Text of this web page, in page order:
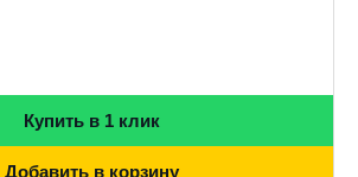
Купить в 1 клик
Добавить в корзину